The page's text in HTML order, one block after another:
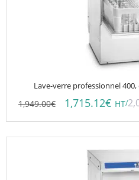
Lave-verre professionnel 400,
1,949.00€ 1,715.12€ HT/